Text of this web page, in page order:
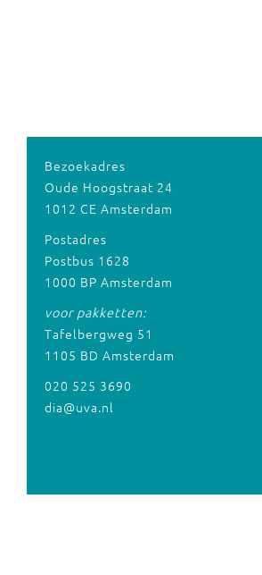
Bezoekadres
Oude Hoogstraat 24
1012 CE Amsterdam
Postadres
Postbus 1628
1000 BP Amsterdam
voor pakketten:
Tafelbergweg 51
1105 BD Amsterdam
020 525 3690
dia@uva.nl